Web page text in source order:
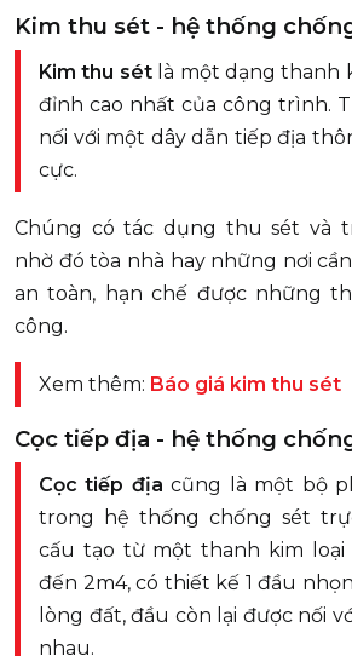
Kim thu sét - hệ thống
Kim thu sétlà một dạng thanh
đỉnh cao nhất của công trình.
nối với một dây dẫn tiếp địa
cực.
Chúng có tác dụng thu sét và
nhờ đó tòa nhà hay những nơi
an toàn, hạn chế được những
công.
Xem thêm: Báo giá kim thu sét
Cọc tiếp địa - hệ thống
Cọc tiếp địa cũng là một bộ
trong hệ thống chống sét
cấu tạo từ một thanh kim loại
đến 2m4, có thiết kế 1 đầu
lòng đất, đầu còn lại được nối
nhau.